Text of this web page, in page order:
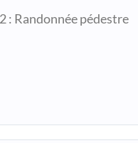
: Randonnée pédestre